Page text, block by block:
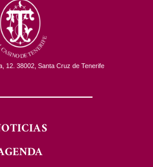
12. 38002, Santa Cruz de Tenerife